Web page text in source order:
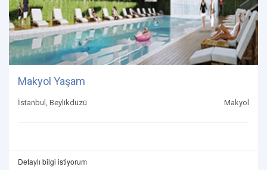
Makyol Yaşam
İstanbul, Beylikdüzü Makyol
Detaylı bilgi istiyorum